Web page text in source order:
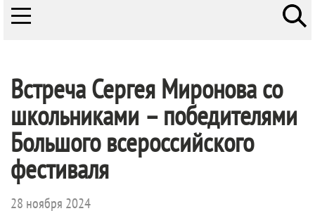
Встреча Сергея Миронова со
школьниками – победителями
Большого всероссийского
фестиваля
28 ноября 2024